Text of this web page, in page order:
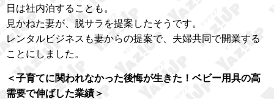
日は社内泊することも。
見かねた妻が、脱サラを提案したそうです。
レンタルビジネスも妻からの提案で、夫婦共同で開業する
ことにしました。
＜子育てに関われなかった後悔が生きた！ベビー用具の高
需要で伸ばした業績＞